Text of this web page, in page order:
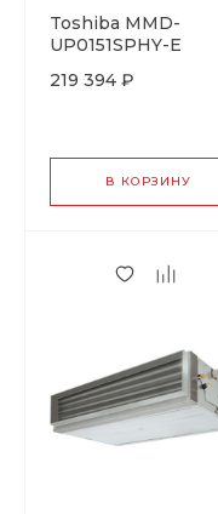
Toshiba MMD-
UP0151SPHY-E
219 394 ₽
В КОРЗИНУ